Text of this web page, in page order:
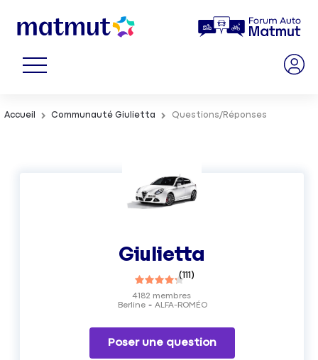
Accueil Communauté Giulietta Questions/Réponses
Giulietta
(111)
Berline ALFA-ROMÉO
4182 membres
Poser une question